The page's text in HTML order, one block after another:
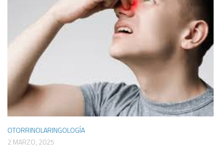
OTORRINOLARINGOLOGÍA
2 MARZO, 2025